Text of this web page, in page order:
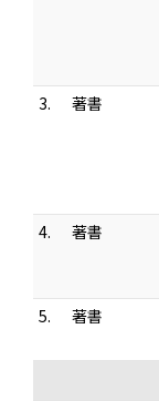
3. 著書
4.
著書
5.
著書